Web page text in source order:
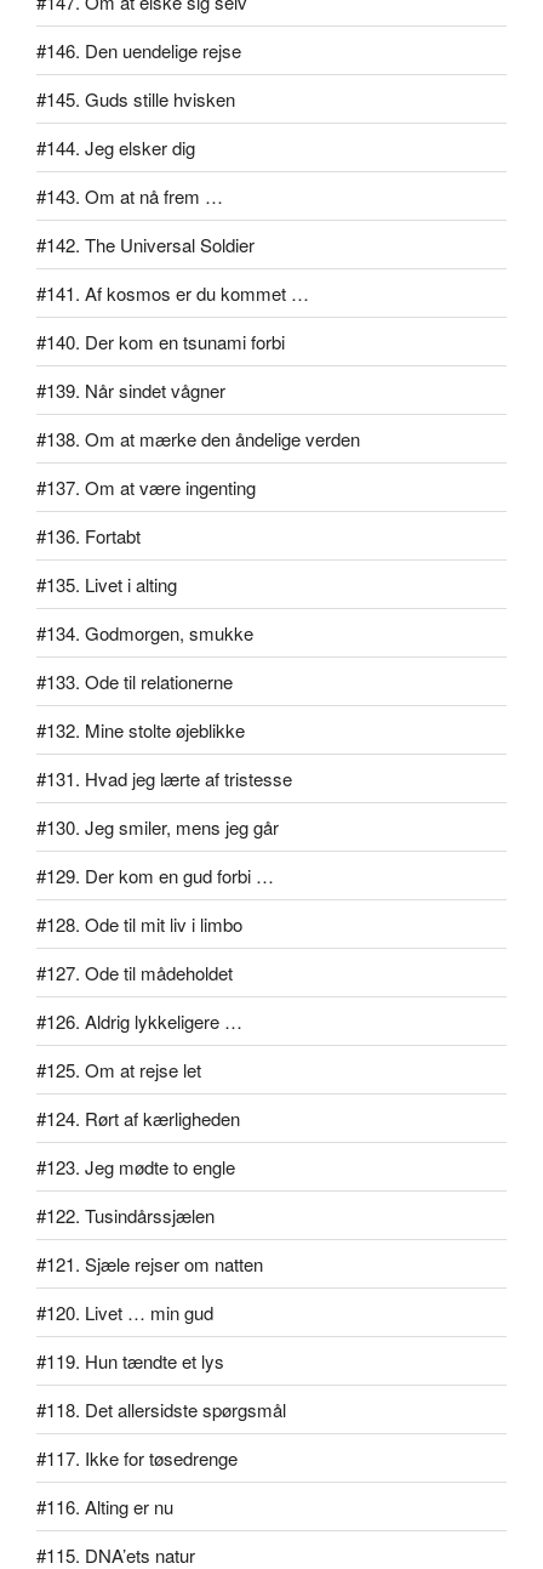
#146. Den uendelige rejse
#145. Guds stille hvisken
#144. Jeg elsker dig
#143. Om at nå frem …
#142. The Universal Soldier
#141. Af kosmos er du kommet …
#140. Der kom en tsunami forbi
#139. Når sindet vågner
#138. Om at mærke den åndelige verden
#137. Om at være ingenting
#136. Fortabt
#135. Livet i alting
#134. Godmorgen, smukke
#133. Ode til relationerne
#132. Mine stolte øjeblikke
#131. Hvad jeg lærte af tristesse
#130. Jeg smiler, mens jeg går
#129. Der kom en gud forbi …
#128. Ode til mit liv i limbo
#127. Ode til mådeholdet
#126. Aldrig lykkeligere …
#125. Om at rejse let
#124. Rørt af kærligheden
#123. Jeg mødte to engle
#122. Tusindårssjælen
#121. Sjæle rejser om natten
#120. Livet … min gud
#119. Hun tændte et lys
#118. Det allersidste spørgsmål
#117. Ikke for tøsedrenge
#116. Alting er nu
#115. DNA’ets natur